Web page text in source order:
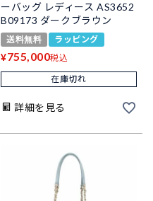
ーバッグ レディース AS3652
B09173 ダークブラウン
送料無料 ラッピング
¥755,000税込
在庫切れ
詳細を見る